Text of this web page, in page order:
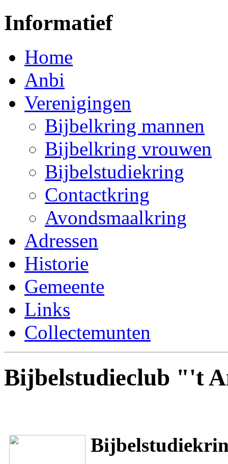
Informatief
Home
Anbi
Verenigingen
Bijbelkring mannen
Bijbelkring vrouwen
Bijbelstudiekring
Contactkring
Avondsmaalkring
Adressen
Historie
Gemeente
Links
Collectemunten
Bijbelstudieclub "'t